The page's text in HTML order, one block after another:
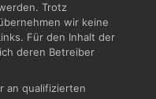
Trotz
wir keine
Für den Inhalt der
deren Betreiber
an qualifizierten